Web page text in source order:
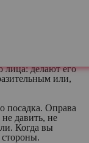
лица: делают его
или,
посадка. Оправа
давить, не
Когда вы
стороны.